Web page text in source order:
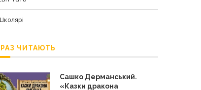
ЧИТАЮТЬ
Сашко Дерманський.
«Казки дракона